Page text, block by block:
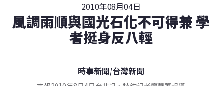
2010年08月04日
風調雨順與國光石化不可得兼 學
者挺身反八輕
時事新聞/台灣新聞